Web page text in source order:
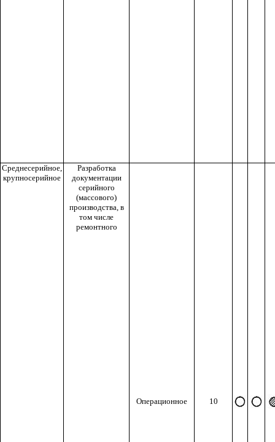
Среднесерийное,
крупносерийное
Разработка
документации
серийного
(массового)
производства, в
том числе
ремонтного
Операционное 10